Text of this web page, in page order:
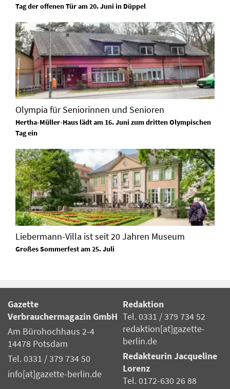
Tag der offenen Tür am 20. Juni in Düppel
Olympia für Seniorinnen und Senioren
Hertha-Müller-Haus lädt am 16. Juni zum dritten Olympischen
Tag ein
Liebermann-Villa ist seit 20 Jahren Museum
Großes Sommerfest am 25. Juli
Gazette
Verbrauchermagazin GmbH
Am Bürohochhaus 2-4
14478 Potsdam
Tel. 0331 / 379 734 50
info[at]gazette-berlin.de
Redaktion
Tel. 0331 / 379 734 52
redaktion[at]gazette-
berlin.de
Redakteurin Jacqueline
Lorenz
Tel. 0172-630 26 88